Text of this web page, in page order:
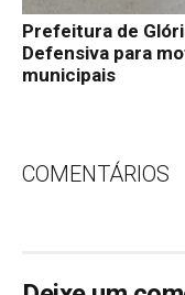
Prefeitura de
Defensiva para
municipais
COMENTÁRIOS